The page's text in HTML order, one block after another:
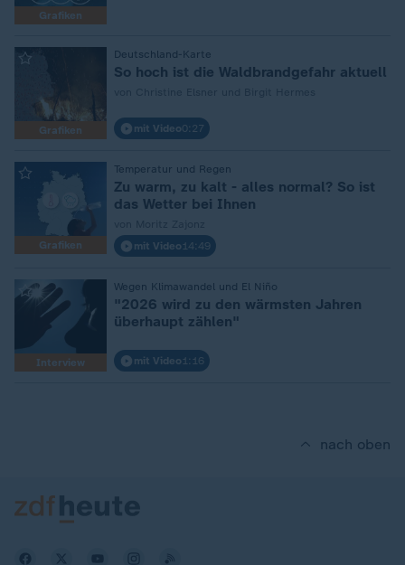
Grafiken
Grafiken
Deutschland-Karte
So hoch ist die Waldbrandgefahr aktuell
mit Video0:27
Grafiken
Temperatur und Regen
Zu warm, zu kalt - alles normal? So ist
das Wetter bei Ihnen
mit Video 14:49
Interview
Wegen Klimawandel und El Niño
:
"2026 wird zu den wärmsten Jahren
überhaupt zählen"
mit Video 1:16
nach oben